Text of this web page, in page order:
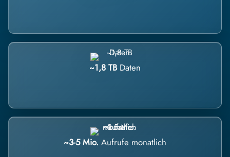
~1,8 TB Daten
~3-5 Mio. Aufrufe monatlich